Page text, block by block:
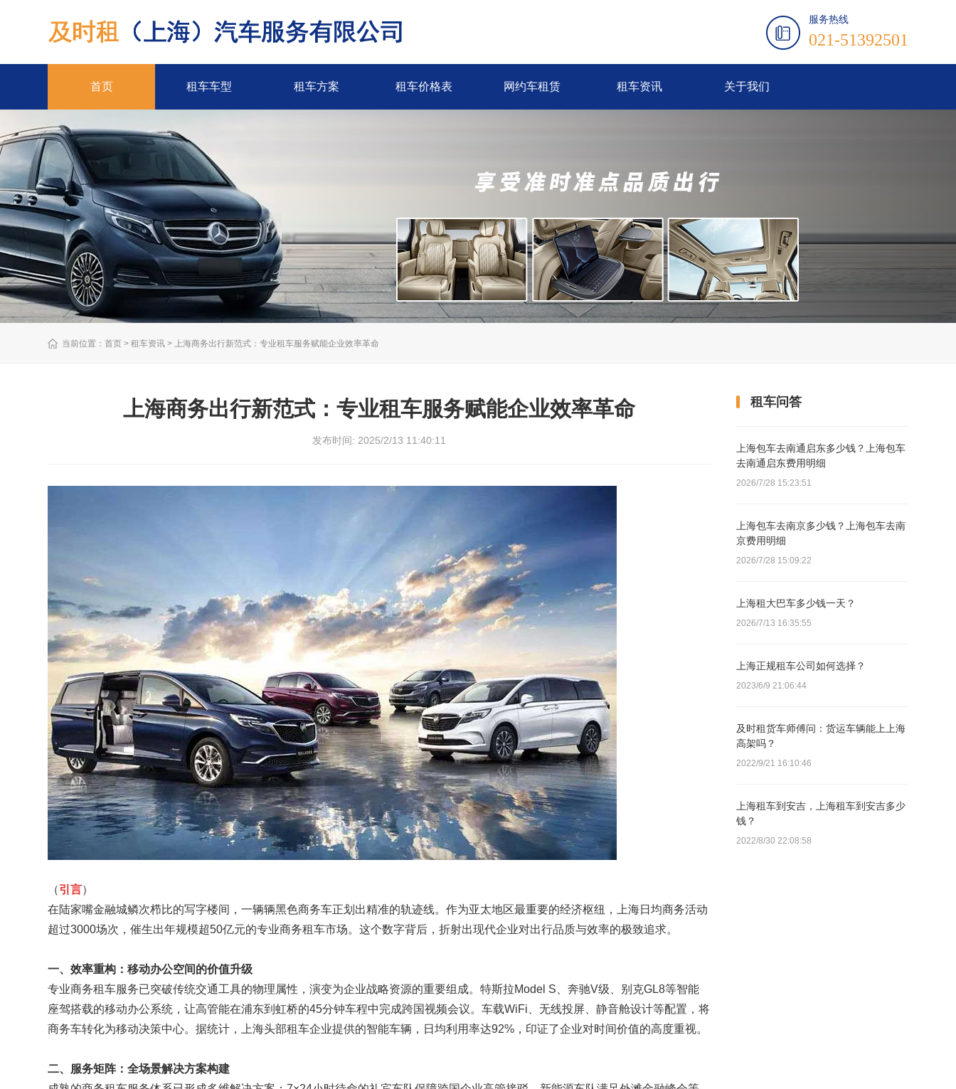
服务热线
021-51392501
首页 租车车型 租车方案 租车价格表 网约车租赁 租车资讯 关于我们
当前位置：首页 > 租车资讯 > 上海商务出行新范式：专业租车服务赋能企业效率革命
上海商务出行新范式：专业租车服务赋能企业效率革命
发布时间: 2025/2/13 11:40:11
（引言）
在陆家嘴金融城鳞次栉比的写字楼间，一辆辆黑色商务车正划出精准的轨迹线。作为亚太地区最重要的经济枢纽，上海日均商务活动
超过3000场次，催生出年规模超50亿元的专业商务租车市场。这个数字背后，折射出现代企业对出行品质与效率的极致追求。
一、效率重构：移动办公空间的价值升级
专业商务租车服务已突破传统交通工具的物理属性，演变为企业战略资源的重要组成。特斯拉Model S、奔驰V级、别克GL8等智能
座驾搭载的移动办公系统，让高管能在浦东到虹桥的45分钟车程中完成跨国视频会议。车载WiFi、无线投屏、静音舱设计等配置，将
商务车转化为移动决策中心。据统计，上海头部租车企业提供的智能车辆，日均利用率达92%，印证了企业对时间价值的高度重视。
二、服务矩阵：全场景解决方案构建
租车问答
上海包车去南通启东多少钱？上海包车
去南通启东费用明细
2026/7/28 15:23:51
上海包车去南京多少钱？上海包车去南
京费用明细
2026/7/28 15:09:22
上海租大巴车多少钱一天？
2026/7/13 16:35:55
上海正规租车公司如何选择？
2023/6/9 21:06:44
及时租货车师傅问：货运车辆能上上海
高架吗？
2022/9/21 16:10:46
上海租车到安吉，上海租车到安吉多少
钱？
2022/8/30 22:08:58